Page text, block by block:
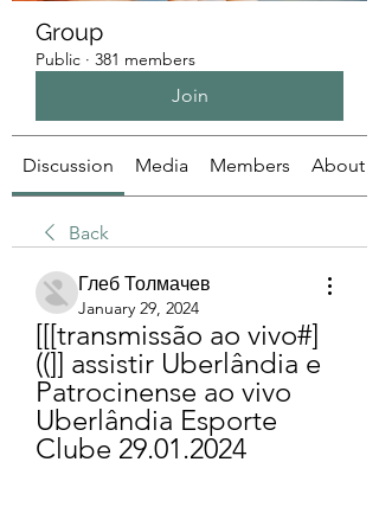
Group
Public · 381 members
Join
Discussion Media Members About
Back
Глеб Толмачев
January 29, 2024
[[[transmissão ao vivo#]
((]] assistir Uberlândia e
Patrocinense ao vivo
Uberlândia Esporte
Clube 29.01.2024